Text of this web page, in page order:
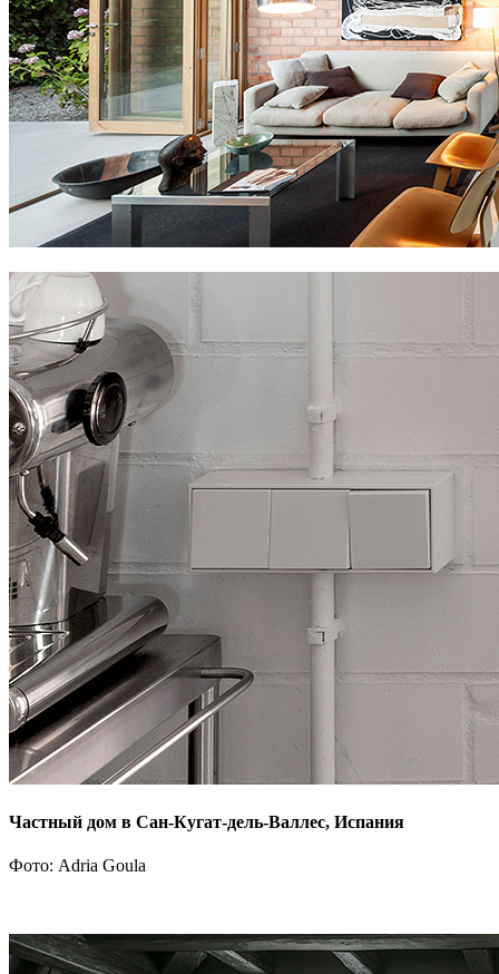
Частный дом в Сан-Кугат-дель-Валлес, Испания
Фото: Adria Goula